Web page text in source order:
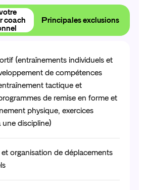
mon devis
coach
Principales exclusions
(entraînements individuels et
de compétences
tactique et
de remise en forme et
physique, exercices
une discipline)
organisation de déplacements